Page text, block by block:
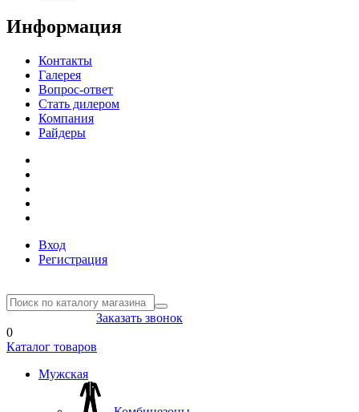
Информация
Контакты
Галерея
Вопрос-ответ
Стать дилером
Компания
Райдеры
Вход
Регистрация
Заказать звонок
0
Каталог товаров
Мужская